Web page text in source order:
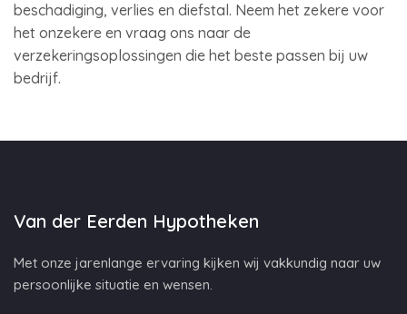
beschadiging, verlies en diefstal. Neem het zekere voor
het onzekere en vraag ons naar de
verzekeringsoplossingen die het beste passen bij uw
bedrijf.
Van der Eerden Hypotheken
Met onze jarenlange ervaring kijken wij vakkundig naar uw
persoonlijke situatie en wensen.